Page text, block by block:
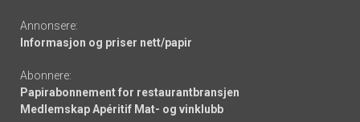
Annonsere:
Informasjon og priser nett/papir
Abonnere:
Papirabonnement for restaurantbransjen
Medlemskap Apéritif Mat- og vinklubb